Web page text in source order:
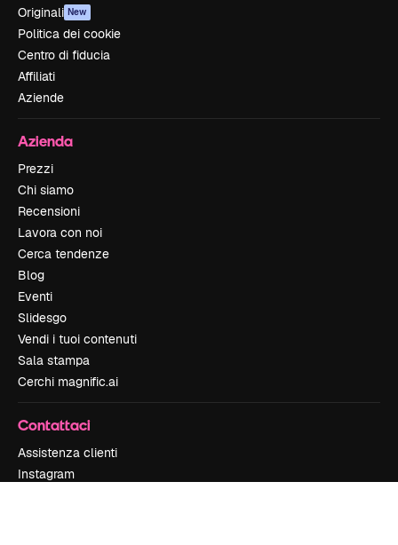
Originali New
Politica dei cookie
Centro di fiducia
Affiliati
Aziende
Azienda
Prezzi
Chi siamo
Recensioni
Lavora con noi
Cerca tendenze
Blog
Eventi
Slidesgo
Vendi i tuoi contenuti
Sala stampa
Cerchi magnific.ai
Contattaci
Assistenza clienti
Instagram